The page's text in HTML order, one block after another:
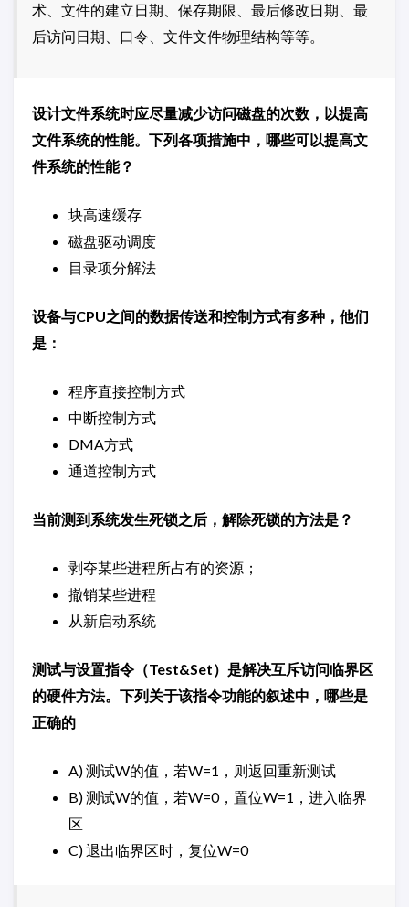
术、文件的建立日期、保存期限、最后修改日期、最
后访问日期、口令、文件文件物理结构等等。
设计文件系统时应尽量减少访问磁盘的次数，以提高
文件系统的性能。下列各项措施中，哪些可以提高文
件系统的性能？
块高速缓存
磁盘驱动调度
目录项分解法
设备与CPU之间的数据传送和控制方式有多种，他们
是：
程序直接控制方式
中断控制方式
DMA方式
通道控制方式
当前测到系统发生死锁之后，解除死锁的方法是？
剥夺某些进程所占有的资源；
撤销某些进程
从新启动系统
测试与设置指令（Test&Set）是解决互斥访问临界区
的硬件方法。下列关于该指令功能的叙述中，哪些是
正确的
A) 测试W的值，若W=1，则返回重新测试
B) 测试W的值，若W=0，置位W=1，进入临界
区
C) 退出临界区时，复位W=0